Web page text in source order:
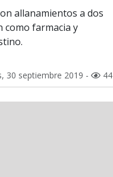
allanamientos a dos
como farmacia y
30 septiembre 2019 - 44